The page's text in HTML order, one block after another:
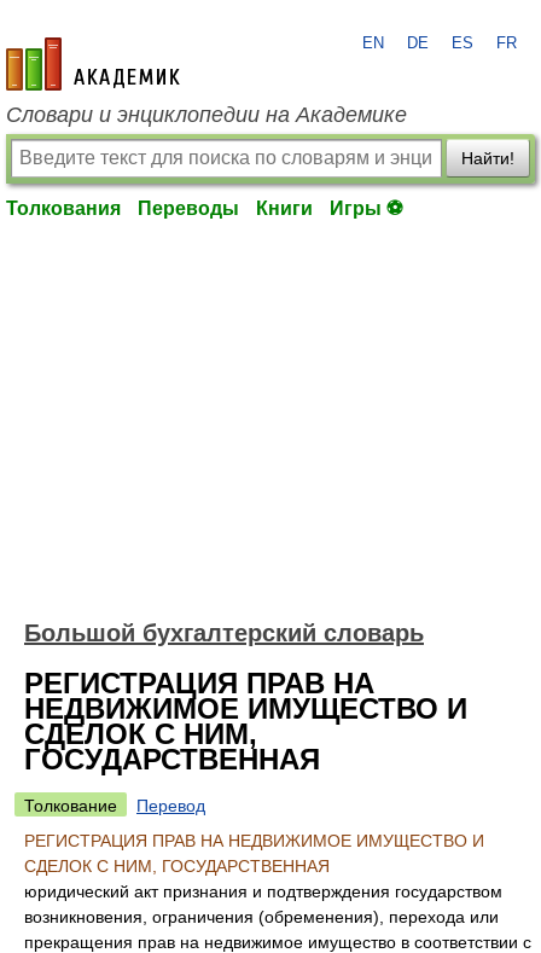
academic.ru
EN DE ES FR
Словари и энциклопедии на Академике
Найти!
Толкования Переводы Книги Игры ⚽
Большой бухгалтерский словарь
РЕГИСТРАЦИЯ ПРАВ НА
НЕДВИЖИМОЕ ИМУЩЕСТВО И
СДЕЛОК С НИМ,
ГОСУДАРСТВЕННАЯ
Толкование
Перевод
РЕГИСТРАЦИЯ ПРАВ НА НЕДВИЖИМОЕ ИМУЩЕСТВО И
СДЕЛОК С НИМ, ГОСУДАРСТВЕННАЯ
юридический акт признания и подтверждения государством
возникновения, ограничения (обременения), перехода или
прекращения прав на недвижимое имущество в соответствии с